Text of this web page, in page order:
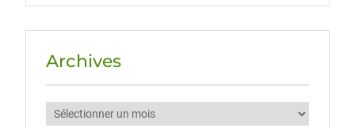
Archives
Archives